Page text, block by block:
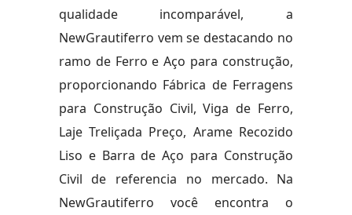
qualidade incomparável, a
NewGrautiferro vem se destacando no
ramo de Ferro e Aço para construção,
proporcionando Fábrica de Ferragens
para Construção Civil, Viga de Ferro,
Laje Treliçada Preço, Arame Recozido
Liso e Barra de Aço para Construção
Civil de referencia no mercado. Na
NewGrautiferro você encontra o